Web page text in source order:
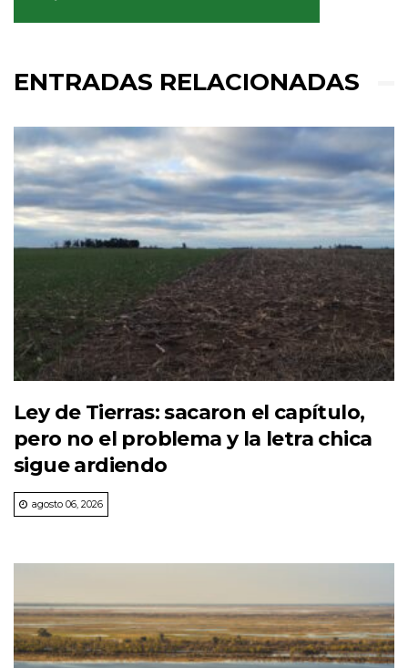
ENTRADAS RELACIONADAS
Ley de Tierras: sacaron el capítulo,
pero no el problema y la letra chica
sigue ardiendo
agosto 06, 2026